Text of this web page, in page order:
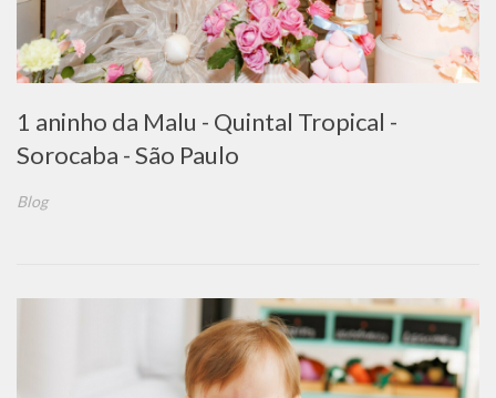
1 aninho da Malu - Quintal Tropical -
Sorocaba - São Paulo
Blog